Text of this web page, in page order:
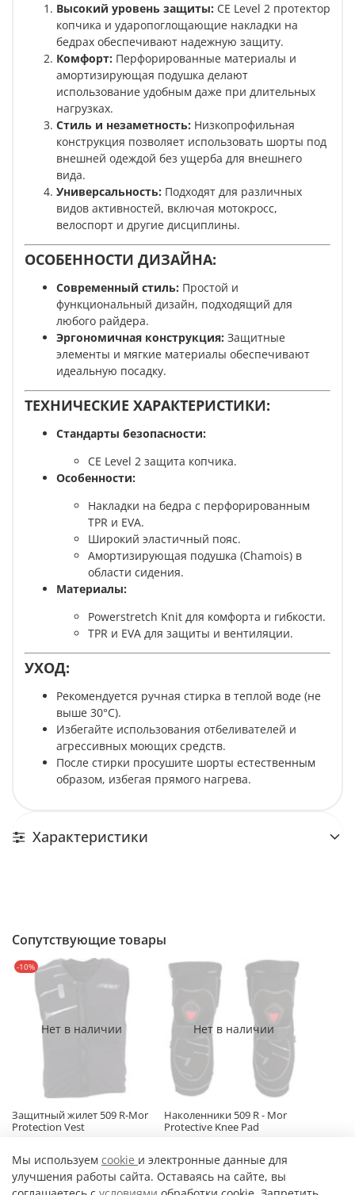
Высокий уровень защиты: CE Level 2 протектор
копчика и ударопоглощающие накладки на
бедрах обеспечивают надежную защиту.
Комфорт: Перфорированные материалы и
амортизирующая подушка делают
использование удобным даже при длительных
нагрузках.
Стиль и незаметность: Низкопрофильная
конструкция позволяет использовать шорты под
внешней одеждой без ущерба для внешнего
вида.
Универсальность: Подходят для различных
видов активностей, включая мотокросс,
велоспорт и другие дисциплины.
ОСОБЕННОСТИ ДИЗАЙНА:
Современный стиль: Простой и
функциональный дизайн, подходящий для
любого райдера.
Эргономичная конструкция: Защитные
элементы и мягкие материалы обеспечивают
идеальную посадку.
ТЕХНИЧЕСКИЕ ХАРАКТЕРИСТИКИ:
Стандарты безопасности:
CE Level 2 защита копчика.
Особенности:
Накладки на бедра с перфорированным
TPR и EVA.
Широкий эластичный пояс.
Амортизирующая подушка (Chamois) в
области сидения.
Материалы:
Powerstretch Knit для комфорта и гибкости.
TPR и EVA для защиты и вентиляции.
УХОД:
Рекомендуется ручная стирка в теплой воде (не
выше 30°C).
Избегайте использования отбеливателей и
агрессивных моющих средств.
После стирки просушите шорты естественным
образом, избегая прямого нагрева.
Характеристики
Сопутствующие товары
Нет в наличии
-10%
Защитный жилет 509 R-Mor
Protection Vest
Нет в наличии
Наколенники 509 R - Mor
Protective Knee Pad
Мы используем cookie и электронные данные для
улучшения работы сайта. Оставаясь на сайте, вы